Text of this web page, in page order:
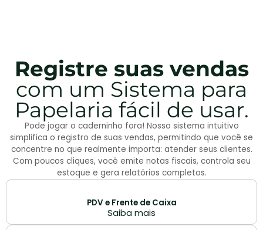
Registre suas vendas
com um Sistema para
Papelaria fácil de usar.
Pode jogar o caderninho fora! Nosso sistema intuitivo
simplifica o registro de suas vendas, permitindo que você se
concentre no que realmente importa: atender seus clientes.
Com poucos cliques, você emite notas fiscais, controla seu
estoque e gera relatórios completos.
PDV e Frente de Caixa
Saiba mais